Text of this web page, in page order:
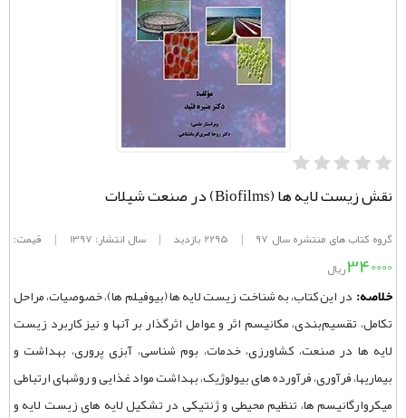
نقش زیست‌ لایه‌ ها (Biofilms) در صنعت شیلات
گروه کتاب های منتشره سال 97 | 2295 بازدید | سال انتشار: 1397 | قیمت:
340000ریال
خلاصه: در این کتاب، به شناخت زیست ‌لایه ‌ها (بیوفیلم ها)، خصوصیات، مراحل
تکامل، تقسیم‌بندی، مکانیسم اثر و عوامل اثرگذار بر آنها و نیز کاربرد زیست
‌‌لایه‌‌ ها در صنعت، کشاورزی، خدمات، بوم ‌شناسی، آبزی ‌‌پروری، بهداشت و
بیماریها، فرآوری، فرآورده ‌‌های بیولوژیک، بهداشت مواد غذایی و روشهای ارتباطی
میکروارگانیسم‌‌ ها، تنظیم محیطی و ژنتیکی در تشکیل لایه ‌های زیست ‌‌لایه و